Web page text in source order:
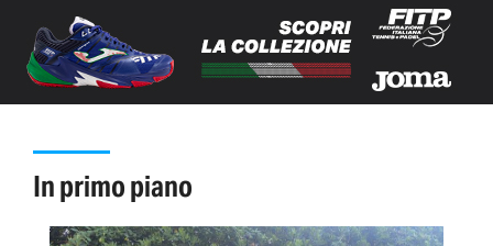
in primo piano